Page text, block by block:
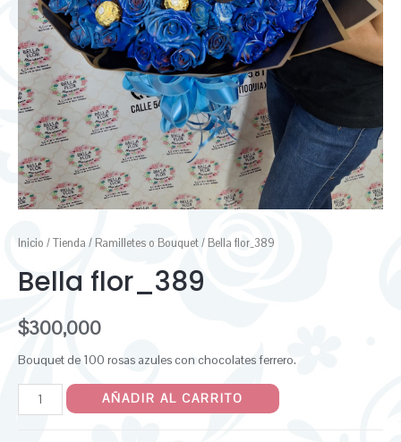
Inicio /Tienda / Ramilletes o Bouquet/ Bella flor_389
Bella flor_389
$300,000
Bouquet de 100 rosas azules con chocolates ferrero.
AÑADIR AL CARRITO